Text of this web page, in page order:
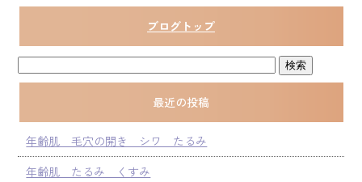
ブログトップ
最近の投稿
年齢肌 毛穴の開き シワ たるみ
年齢肌 たるみ くすみ